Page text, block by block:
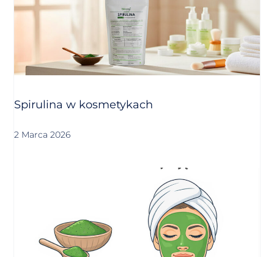
Spirulina w kosmetykach
2 Marca 2026